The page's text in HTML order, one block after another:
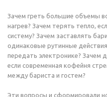
Зачем греть большие объемы
нагрев? Зачем терять тепло,
систему? Зачем заставлять
одинаковые рутинные
передать электронике? Зачем
если современная кофейня
между бариста и гостем?
Эти вопросы и сформировали